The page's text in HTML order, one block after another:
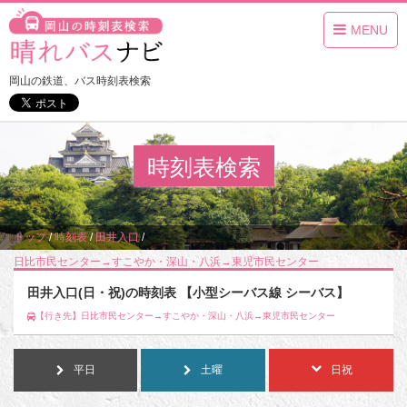
MENU
岡山の鉄道、バス時刻表検索
時刻表検索
トップ/時刻表/田井入口/
日比市民センター→すこやか・深山・八浜→東児市民センター
田井入口(日・祝)の時刻表 【小型シーバス線 シーバス】
【行き先】日比市民センター→すこやか・深山・八浜→東児市民センター
平日 土曜 日祝